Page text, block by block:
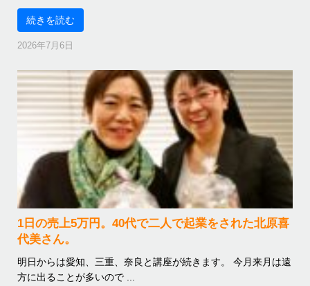
続きを読む
2026年7月6日
1日の売上5万円。40代で二人で起業をされた北原喜
代美さん。
明日からは愛知、三重、奈良と講座が続きます。 今月来月は遠
方に出ることが多いので ...